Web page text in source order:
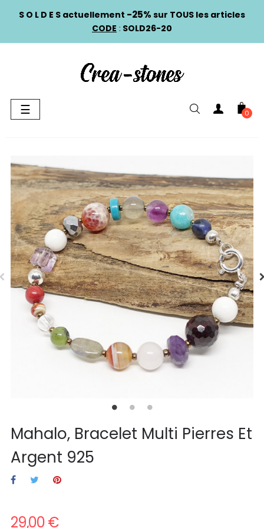
S O L D E S actuellement -25% sur TOUS les articles
CODE : SOLD26-20
Basculer
la
☰ 0
Mahalo, Bracelet Multi Pierres Et
Argent 925
29,00 €